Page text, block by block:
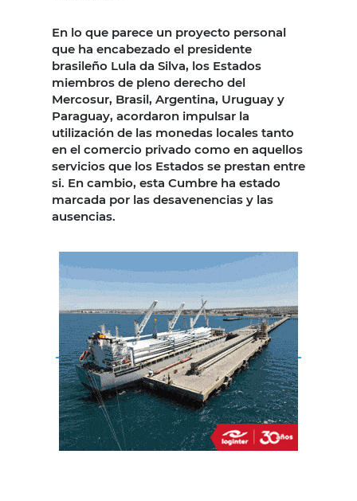
En lo que parece un proyecto personal
que ha encabezado el presidente
brasileño Lula da Silva, los Estados
miembros de pleno derecho del
Mercosur, Brasil, Argentina, Uruguay y
Paraguay, acordaron impulsar la
utilización de las monedas locales tanto
en el comercio privado como en aquellos
servicios que los Estados se prestan entre
si. En cambio, esta Cumbre ha estado
marcada por las desavenencias y las
ausencias.